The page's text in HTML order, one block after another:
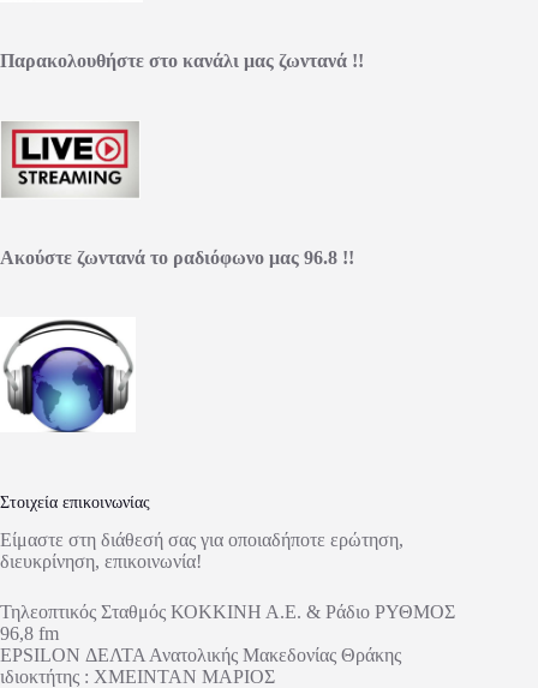
Παρακολουθήστε στο κανάλι μας ζωντανά !!
Ακούστε ζωντανά το ραδιόφωνο μας 96.8 !!
Στοιχεία επικοινωνίας
Είμαστε στη διάθεσή σας για οποιαδήποτε ερώτηση,
διευκρίνηση, επικοινωνία!
Τηλεοπτικός Σταθμός ΚΟΚΚΙΝΗ Α.Ε. & Ράδιο ΡΥΘΜΟΣ
96,8 fm
EPSILON ΔΕΛΤΑ Ανατολικής Μακεδονίας Θράκης
ιδιοκτήτης : ΧΜΕΙΝΤΑΝ ΜΑΡΙΟΣ